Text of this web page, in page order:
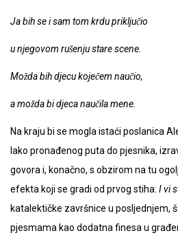
Ja bih se i sam tom krdu priključio
u njegovom rušenju stare scene.
Možda bih djecu koječem naučio,
a možda bi djeca naučila mene.
Na kraju bi se mogla istaći poslanica
lako pronađenog puta do pjesnika,
govora i, konačno, s obzirom na tu
efekta koji se gradi od prvog stiha: I vi
katalektičke završnice u posljednjem,
pjesmama kao dodatna finesa u